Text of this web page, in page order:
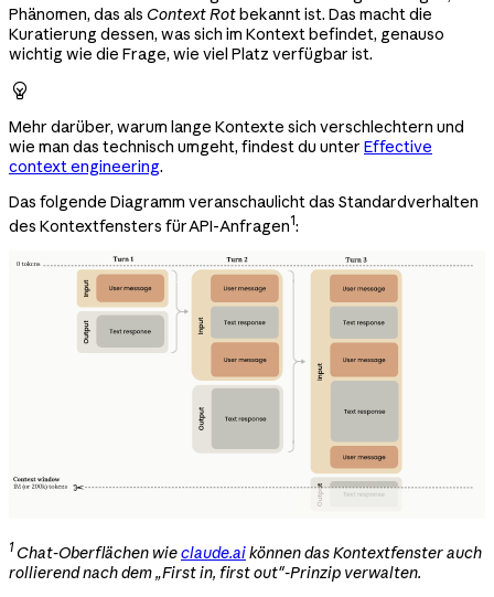
Phänomen, das als Context Rotbekannt ist. Das macht die
Kuratierung dessen, was sich im Kontext befindet, genauso
wichtig wie die Frage, wie viel Platz verfügbar ist.

Mehr darüber, warum lange Kontexte sich verschlechtern und
wie man das technisch umgeht, findest du unter Effective
context engineering.
Das folgende Diagramm veranschaulicht das Standardverhalten
des Kontextfensters für API-Anfragen1:
1 Chat-Oberflächen wieclaude.aikönnen das Kontextfenster auch
rollierend nach dem „First in, first out"-Prinzip verwalten.